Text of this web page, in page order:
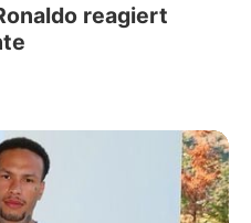
reagiert